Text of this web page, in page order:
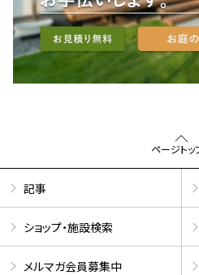
ページトッ
記事
ショップ・施設検索
メルマガ会員募集中